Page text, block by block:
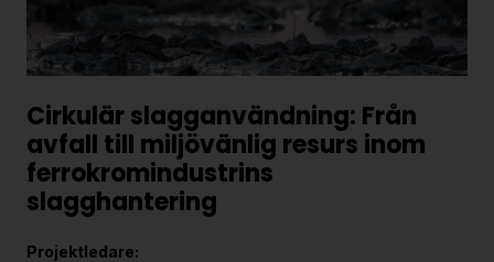
Cirkulär slagganvändning: Från
avfall till miljövänlig resurs inom
ferrokromindustrins
slagghantering
Projektledare: